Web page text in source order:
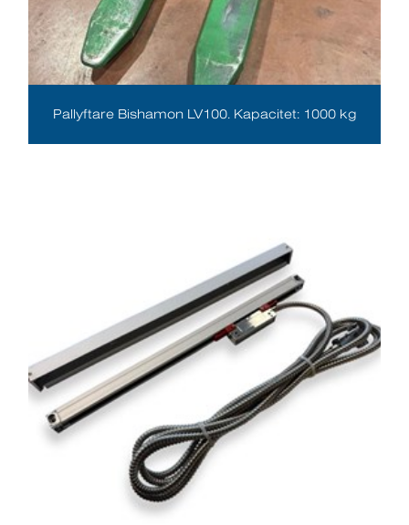
Pallyftare Bishamon LV100. Kapacitet: 1000 kg